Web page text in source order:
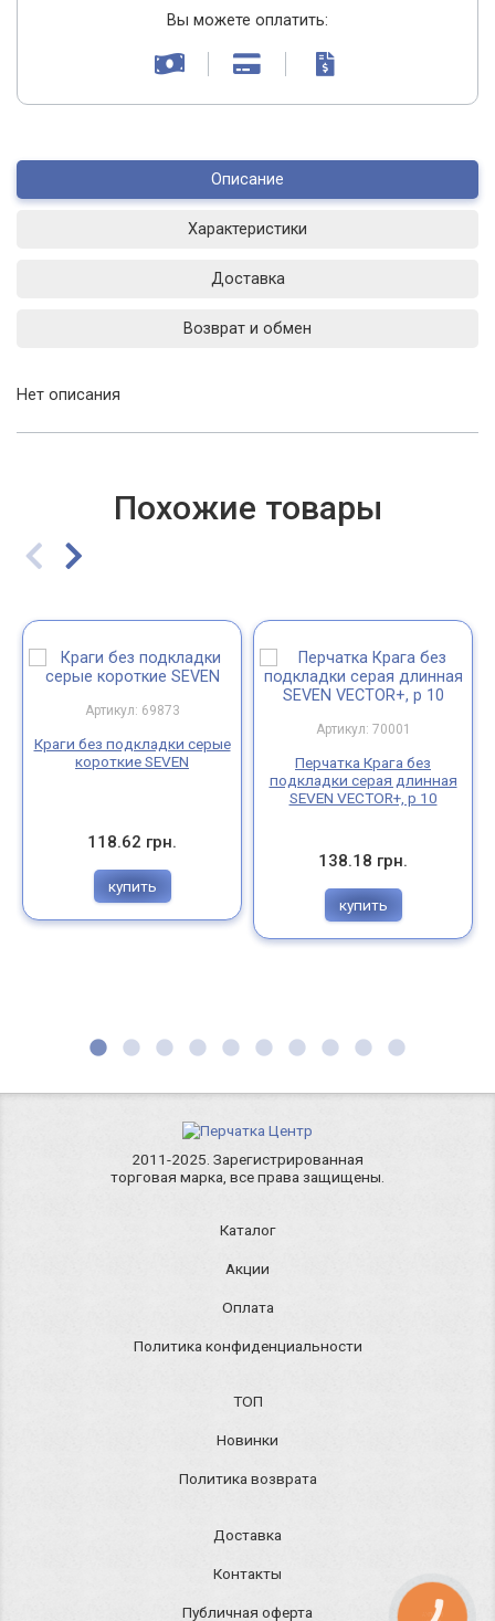
Вы можете оплатить:
Описание
Характеристики
Доставка
Возврат и обмен
Нет описания
Похожие товары
Артикул: 69873
Краги без подкладки серые
короткие SEVEN
118.62 грн.
купить
Артикул: 70001
Перчатка Крага без
подкладки серая длинная
SEVEN VECTOR+, р 10
138.18 грн.
купить
2011-2025. Зарегистрированная
торговая марка, все права защищены.
Каталог
Акции
Оплата
Политика конфиденциальности
ТОП
Новинки
Политика возврата
Доставка
Контакты
Публичная оферта КНОПКА